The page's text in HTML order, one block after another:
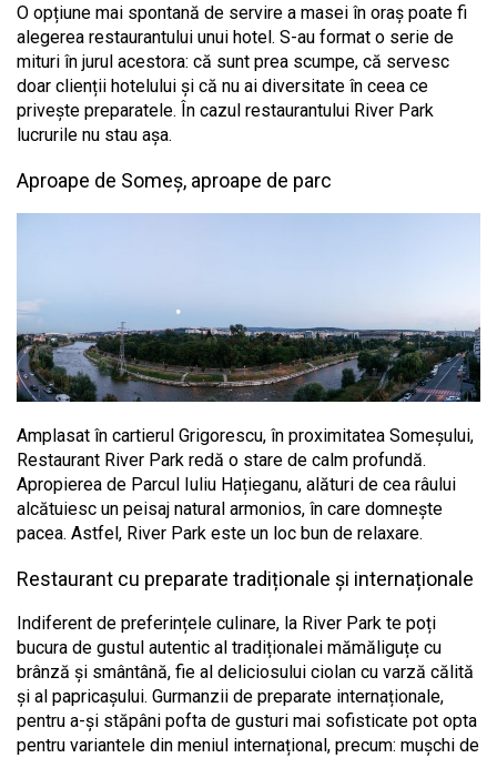
O opțiune mai spontană de servire a masei în oraș poate fi
alegerea restaurantului unui hotel. S-au format o serie de
mituri în jurul acestora: că sunt prea scumpe, că servesc
doar clienții hotelului și că nu ai diversitate în ceea ce
privește preparatele. În cazul restaurantului River Park
lucrurile nu stau așa.
Aproape de Someș, aproape de parc
Amplasat în cartierul Grigorescu, în proximitatea Someșului,
Restaurant River Park redă o stare de calm profundă.
Apropierea de Parcul Iuliu Hațieganu, alături de cea râului
alcătuiesc un peisaj natural armonios, în care domnește
pacea. Astfel, River Park este un loc bun de relaxare.
Restaurant cu preparate tradiționale și internaționale
Indiferent de preferințele culinare, la River Park te poți
bucura de gustul autentic al tradiționalei mămăliguțe cu
brânză și smântână, fie al deliciosului ciolan cu varză călită
și al papricașului. Gurmanzii de preparate internaționale,
pentru a-și stăpâni pofta de gusturi mai sofisticate pot opta
pentru variantele din meniul internațional, precum: mușchi de